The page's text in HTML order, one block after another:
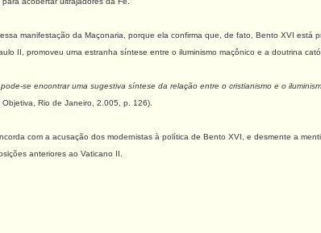
manifestação da Maçonaria, porque ela confirma que, de fato, Bento XVI está
II, promoveu uma estranha síntese entre o iluminismo maçônico e a doutrina
se encontrar uma sugestiva síntese da relação entre o cristianismo e o
Rio de Janeiro, 2.005, p. 126).
com a acusação dos modernistas à política de Bento XVI, e desmente a
anteriores ao Vaticano II.